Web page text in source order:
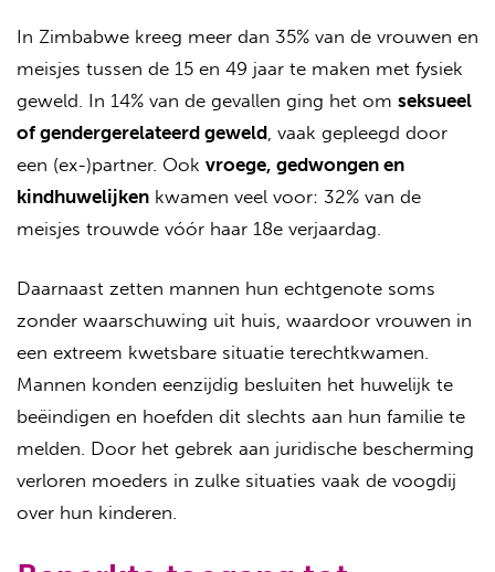
In Zimbabwe kreeg meer dan 35% van de vrouwen en
meisjes tussen de 15 en 49 jaar te maken met fysiek
geweld. In 14% van de gevallen ging het om seksueel
of gendergerelateerd geweld, vaak gepleegd door
een (ex-)partner. Ook vroege, gedwongen en
kindhuwelijkenkwamen veel voor: 32% van de
meisjes trouwde vóór haar 18e verjaardag.
Daarnaast zetten mannen hun echtgenote soms
zonder waarschuwing uit huis, waardoor vrouwen in
een extreem kwetsbare situatie terechtkwamen.
Mannen konden eenzijdig besluiten het huwelijk te
beëindigen en hoefden dit slechts aan hun familie te
melden. Door het gebrek aan juridische bescherming
verloren moeders in zulke situaties vaak de voogdij
over hun kinderen.